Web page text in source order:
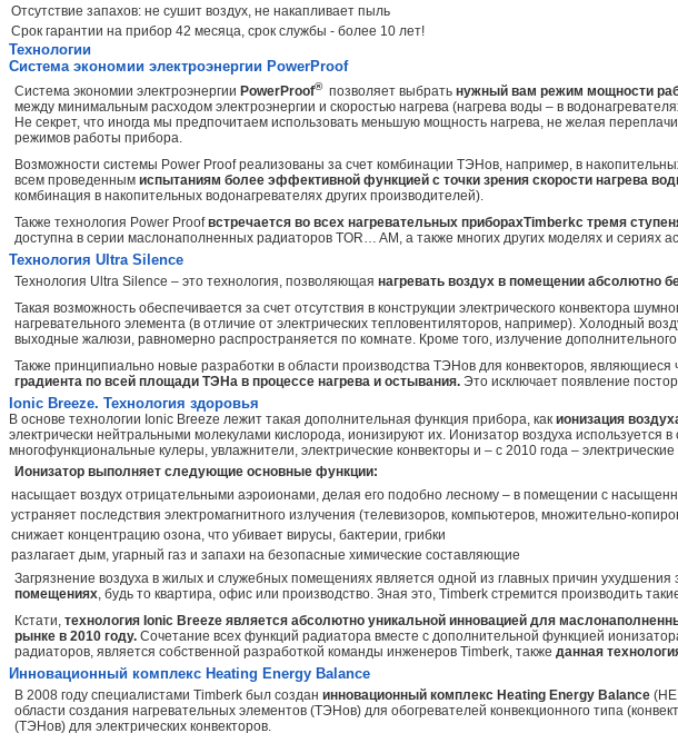
Отсутствие запахов: не сушит воздух, не накапливает пыль
Срок гарантии на прибор 42 месяца, срок службы - более 10 лет!
Технологии
Система экономии электроэнергии PowerProof
Система экономии электроэнергии PowerProof® позволяет выбрать нужный вам режим мощности
между минимальным расходом электроэнергии и скоростью нагрева (нагрева воды – в
Не секрет, что иногда мы предпочитаем использовать меньшую мощность нагрева, не желая
режимов работы прибора.
Возможности системы Power Proof реализованы за счет комбинации ТЭНов, например, в
всем проведенным испытаниям более эффективной функцией с точки зрения скорости нагрева
комбинация в накопительных водонагревателях других производителей).
Также технология Power Proofвстречается во всех нагревательных приборахTimberkс тремя
доступна в серии маслонаполненных радиаторов TOR… AM, а также многих других моделях и сериях
Технология Ultra Silence
Технология Ultra Silence – это технология, позволяющая нагревать воздух в помещении абсолютно
Такая возможность обеспечивается за счет отсутствия в конструкции электрического конвектора
нагревательного элемента (в отличие от электрических тепловентиляторов, например). Холодный
выходные жалюзи, равномерно распространяется по комнате. Кроме того, излучение
Также принципиально новые разработки в области производства ТЭНов для конвекторов,
градиента по всей площади ТЭНа в процессе нагрева и остывания. Это исключает появление
Ionic Breeze. Технология здоровья
В основе технологии Ionic Breeze лежит такая дополнительная функция прибора, как ионизация
электрически нейтральными молекулами кислорода, ионизируют их. Ионизатор воздуха
многофункциональные кулеры, увлажнители, электрические конвекторы и – с 2010 года –
Ионизатор выполняет следующие основные функции:
насыщает воздух отрицательными аэроионами, делая его подобно лесному – в помещении с
устраняет последствия электромагнитного излучения (телевизоров, компьютеров, множительно-
снижает концентрацию озона, что убивает вирусы, бактерии, грибки
разлагает дым, угарный газ и запахи на безопасные химические составляющие
Загрязнение воздуха в жилых и служебных помещениях является одной из главных причин ухудшения
помещениях, будь то квартира, офис или производство. Зная это, Timberk стремится производить
Кстати, технология Ionic Breeze является абсолютно уникальной инновацией для
рынке в 2010 году. Сочетание всех функций радиатора вместе с дополнительной функцией
радиаторов, является собственной разработкой команды инженеров Timberk, также данная
Инновационный комплекс Heating Energy Balance
В 2008 году специалистами Timberk был создан инновационный комплекс Heating Energy Balance
области создания нагревательных элементов (ТЭНов) для обогревателей конвекционного типа
(ТЭНов) для электрических конвекторов.